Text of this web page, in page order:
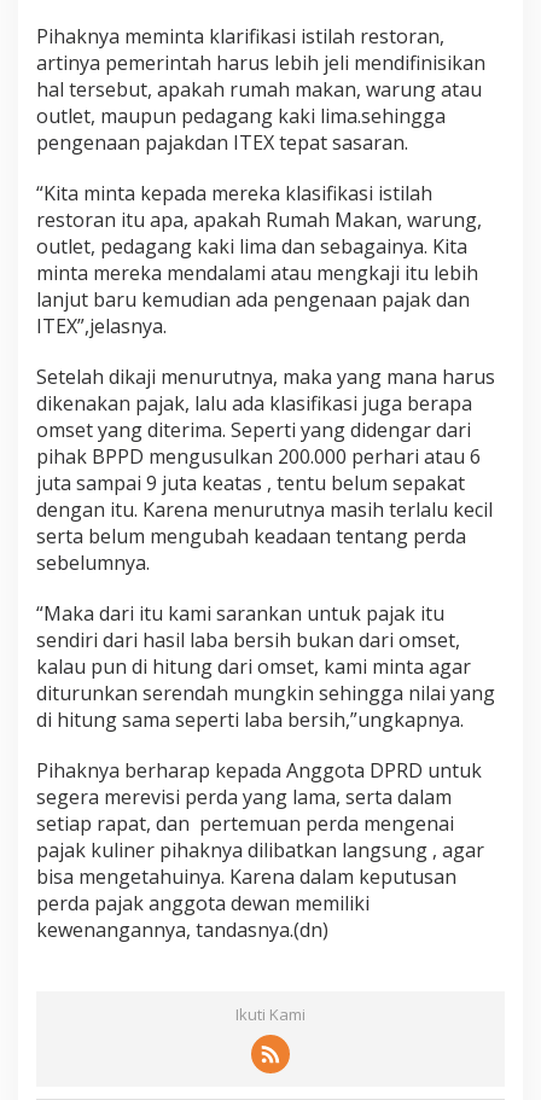
Pihaknya meminta klarifikasi istilah restoran,
artinya pemerintah harus lebih jeli mendifinisikan
hal tersebut, apakah rumah makan, warung atau
outlet, maupun pedagang kaki lima.sehingga
pengenaan pajakdan ITEX tepat sasaran.
“Kita minta kepada mereka klasifikasi istilah
restoran itu apa, apakah Rumah Makan, warung,
outlet, pedagang kaki lima dan sebagainya. Kita
minta mereka mendalami atau mengkaji itu lebih
lanjut baru kemudian ada pengenaan pajak dan
ITEX”,jelasnya.
Setelah dikaji menurutnya, maka yang mana harus
dikenakan pajak, lalu ada klasifikasi juga berapa
omset yang diterima. Seperti yang didengar dari
pihak BPPD mengusulkan 200.000 perhari atau 6
juta sampai 9 juta keatas , tentu belum sepakat
dengan itu. Karena menurutnya masih terlalu kecil
serta belum mengubah keadaan tentang perda
sebelumnya.
“Maka dari itu kami sarankan untuk pajak itu
sendiri dari hasil laba bersih bukan dari omset,
kalau pun di hitung dari omset, kami minta agar
diturunkan serendah mungkin sehingga nilai yang
di hitung sama seperti laba bersih,”ungkapnya.
Pihaknya berharap kepada Anggota DPRD untuk
segera merevisi perda yang lama, serta dalam
setiap rapat, dan pertemuan perda mengenai
pajak kuliner pihaknya dilibatkan langsung , agar
bisa mengetahuinya. Karena dalam keputusan
perda pajak anggota dewan memiliki
kewenangannya, tandasnya.(dn)
Ikuti Kami